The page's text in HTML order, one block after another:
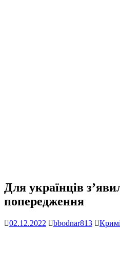
Для українців
попередження
02.12.2022 bbodnar813